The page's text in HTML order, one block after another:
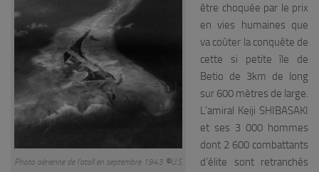
Photo aérienne de l’atoll en septembre 1943 ©U.S.
être choquée par le prix
en vies humaines que
va coûter la conquête de
cette si petite île de
Betio de 3km de long
sur 600 mètres de large.
L’amiral Keiji SHIBASAKI
et ses 3 000 hommes
dont 2 600 combattants
d’élite sont retranchés